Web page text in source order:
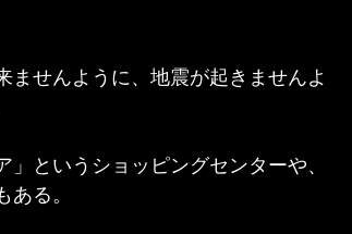
せんように、地震が起きませんよ
というショッピングセンターや、
る。